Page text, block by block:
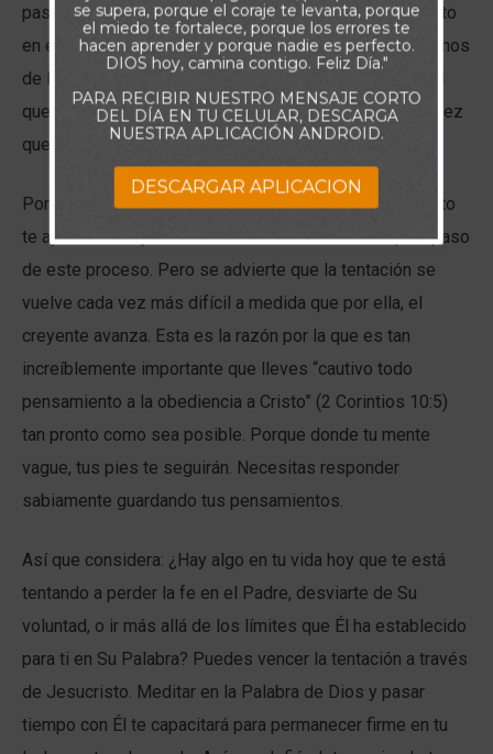
pasa el tiempo, la presión aumenta. Llegamos a un punto
en el que debemos tomar una decisión: ¿Nos apartaremos
de la tentación, o cederemos a ella y al placer temporal
que promete y afrontaremos las consecuencias? Una vez
que consentimos, el pecado se apodera de nosotros.
Por supuesto, cuando eres un creyente, el Espíritu Santo
te ayudará a alejarte de la tentación durante cualquier paso
de este proceso. Pero se advierte que la tentación se
vuelve cada vez más difícil a medida que por ella, el
creyente avanza. Esta es la razón por la que es tan
increíblemente importante que lleves “cautivo todo
pensamiento a la obediencia a Cristo” (2 Corintios 10:5)
tan pronto como sea posible. Porque donde tu mente
vague, tus pies te seguirán. Necesitas responder
sabiamente guardando tus pensamientos.
Así que considera: ¿Hay algo en tu vida hoy que te está
tentando a perder la fe en el Padre, desviarte de Su
voluntad, o ir más allá de los límites que Él ha establecido
para ti en Su Palabra? Puedes vencer la tentación a través
de Jesucristo. Meditar en la Palabra de Dios y pasar
tiempo con Él te capacitará para permanecer firme en tu
se supera, porque el coraje te levanta, porque
el miedo te fortalece, porque los errores te
hacen aprender y porque nadie es perfecto.
DIOS hoy, camina contigo. Feliz Día."
PARA RECIBIR NUESTRO MENSAJE CORTO
DEL DÍA EN TU CELULAR, DESCARGA
NUESTRA APLICACIÓN ANDROID.
DESCARGAR APLICACION